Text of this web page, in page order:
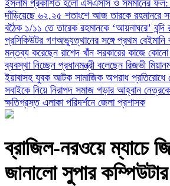
ইসলাম প্রকাশিত হলো এসএসসি ও সমমানের ফল:
দাঁড়িয়েছে ৬২.২৫ শতাংশে আজ তারকে রহমানরে
বঠৈক ১/১১ তে তারেক রহমানকে ‘আয়নাঘরে’ বন্দি
প্রসিকিউটর গণঅভ্যুত্থানের সঙ্গে প্রথম
মন্তব্য করেছেন রাশেদ খাঁন সরকারের কাজে
ব্যবস্থা নিচ্ছেন প্রধানমন্ত্রী বলেছেন রিজভী
ইয়াবাসহ যুবক আটক সামাজিক অপরাধ প্রতিরোধে
সবাইকে নিয়ে নিরাপদ সমাজ গড়ার আহ্বান
ক্ষতিগ্রস্ত এলাকা পরিদর্শনে জেলা প্রশাসক
ব্রাজিল-নরওয়ে ম্যাচে
জানালো সুপার কম্পিউটার